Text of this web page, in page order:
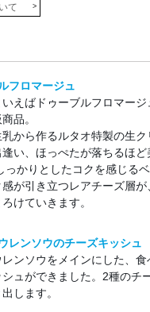
て
フロマージュ
いえばドゥーブルフロマー
品。
から作るルタオ特製の生
い、ほっぺたが落ちるほ
っかりとしたコクを感じる
感が引き立つレアチーズ層
けていきます。
レンソウのチーズキッシュ
ンソウをメインにした、食
ュができました。2種のチ
します。